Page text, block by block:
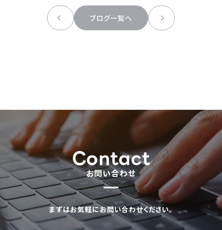
ブログ一覧へ
Contact
お問い合わせ
まずはお気軽にお問い合わせください。